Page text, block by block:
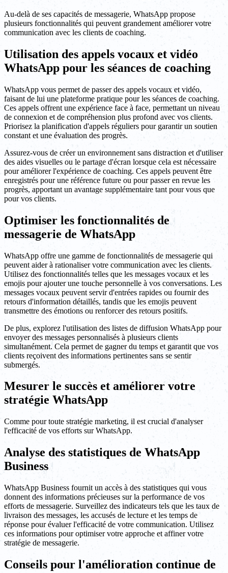
Au-delà de ses capacités de messagerie, WhatsApp propose
plusieurs fonctionnalités qui peuvent grandement améliorer votre
communication avec les clients de coaching.
Utilisation des appels vocaux et vidéo
WhatsApp pour les séances de coaching
WhatsApp vous permet de passer des appels vocaux et vidéo,
faisant de lui une plateforme pratique pour les séances de coaching.
Ces appels offrent une expérience face à face, permettant un niveau
de connexion et de compréhension plus profond avec vos clients.
Priorisez la planification d'appels réguliers pour garantir un soutien
constant et une évaluation des progrès.
Assurez-vous de créer un environnement sans distraction et d'utiliser
des aides visuelles ou le partage d'écran lorsque cela est nécessaire
pour améliorer l'expérience de coaching. Ces appels peuvent être
enregistrés pour une référence future ou pour passer en revue les
progrès, apportant un avantage supplémentaire tant pour vous que
pour vos clients.
Optimiser les fonctionnalités de
messagerie de WhatsApp
WhatsApp offre une gamme de fonctionnalités de messagerie qui
peuvent aider à rationaliser votre communication avec les clients.
Utilisez des fonctionnalités telles que les messages vocaux et les
emojis pour ajouter une touche personnelle à vos conversations. Les
messages vocaux peuvent servir d'entrées rapides ou fournir des
retours d'information détaillés, tandis que les emojis peuvent
transmettre des émotions ou renforcer des retours positifs.
De plus, explorez l'utilisation des listes de diffusion WhatsApp pour
envoyer des messages personnalisés à plusieurs clients
simultanément. Cela permet de gagner du temps et garantit que vos
clients reçoivent des informations pertinentes sans se sentir
submergés.
Mesurer le succès et améliorer votre
stratégie WhatsApp
Comme pour toute stratégie marketing, il est crucial d'analyser
l'efficacité de vos efforts sur WhatsApp.
Analyse des statistiques de WhatsApp
Business
WhatsApp Business fournit un accès à des statistiques qui vous
donnent des informations précieuses sur la performance de vos
efforts de messagerie. Surveillez des indicateurs tels que les taux de
livraison des messages, les accusés de lecture et les temps de
réponse pour évaluer l'efficacité de votre communication. Utilisez
ces informations pour optimiser votre approche et affiner votre
stratégie de messagerie.
Conseils pour l'amélioration continue de